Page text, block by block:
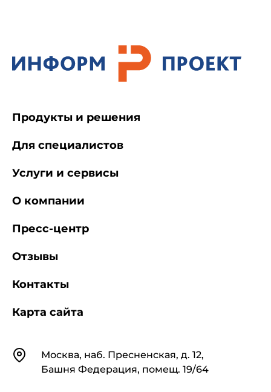
КонтактыМосква, наб. Пресненская, д. 12,
Башня Федерация, помещ. 19/64
Продукты и решения
Для специалистов
Услуги и сервисы
О компании
Пресс-центр
Отзывы
Контакты
Карта сайта